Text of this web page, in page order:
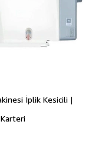
İplik Kesicili |